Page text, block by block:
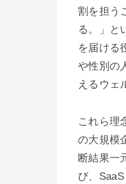
割を担う
る。」と
を届ける
や性別の
えるウェ
これら理
の大規模
断結果一
び、